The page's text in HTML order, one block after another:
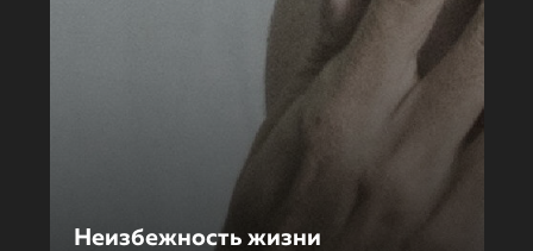
Неизбежность жизни